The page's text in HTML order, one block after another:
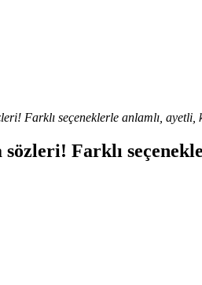
Farklı seçeneklerle anlamlı, ayetli,
Farklı